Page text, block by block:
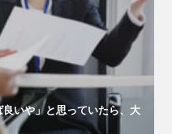
良いや」と思っていたら、大